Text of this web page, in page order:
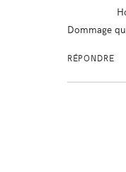
Dommage
RÉPONDRE